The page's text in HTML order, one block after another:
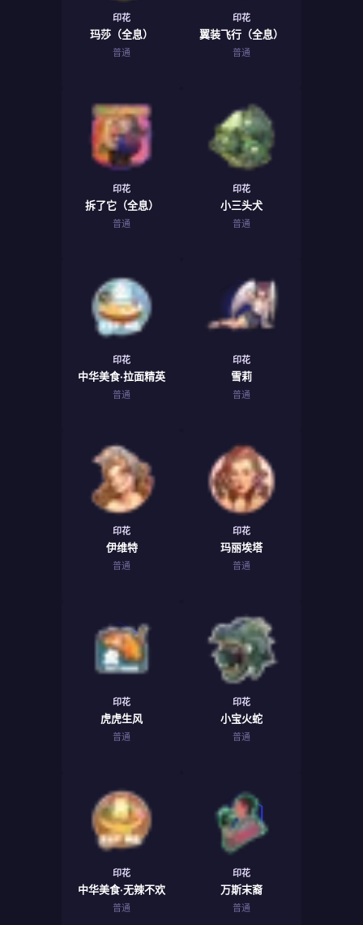
印花
玛莎（全息）
普通
印花
翼装飞行（全息）
普通
印花
拆了它（全息）
普通
印花
小三头犬
普通
印花
中华美食·拉面精英
普通
印花
雪莉
普通
印花
伊维特
普通
印花
玛丽埃塔
普通
印花
虎虎生风
普通
印花
小宝火蛇
普通
印花
中华美食·无辣不欢
普通
印花
万斯末裔
普通